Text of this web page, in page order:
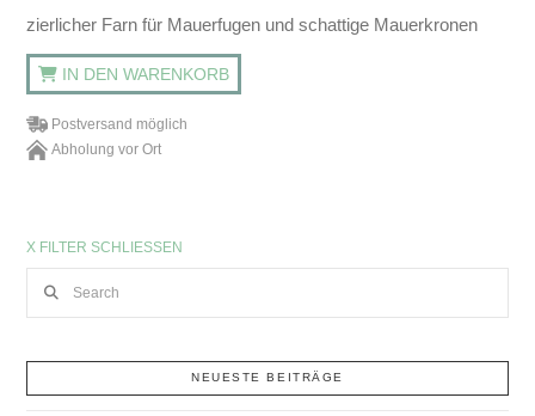
zierlicher Farn für Mauerfugen und schattige Mauerkronen
IN DEN WARENKORB
Postversand möglich
Abholung vor Ort
X FILTER SCHLIESSEN
NEUESTE BEITRÄGE